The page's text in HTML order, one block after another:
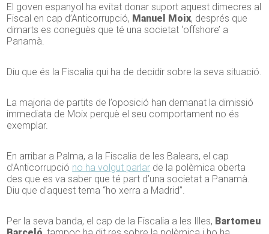
El goven espanyol ha evitat donar suport aquest dimecres al
Fiscal en cap d’Anticorrupció, Manuel Moix, després que
dimarts es coneguès que té una societat ‘offshore’ a
Panamà.
Diu que és la Fiscalia qui ha de decidir sobre la seva situació.
La majoria de partits de l’oposició han demanat la dimissió
immediata de Moix perquè el seu comportament no és
exemplar.
En arribar a Palma, a la Fiscalia de les Balears, el cap
d’Anticorrupció no ha volgut parlar de la polèmica oberta
des que es va saber que té part d’una societat a Panamà.
Diu que d’aquest tema “ho xerra a Madrid”.
Per la seva banda, el cap de la Fiscalia a les Illes, Bartomeu